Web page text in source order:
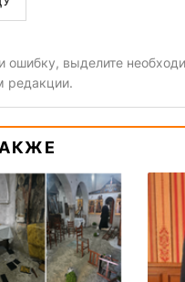
ошибку, выделите
редакции.